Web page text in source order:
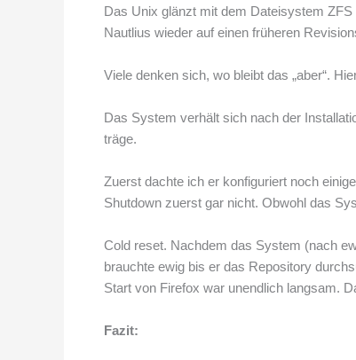
Das Unix glänzt mit dem Dateisystem
Nautlius wieder auf einen früheren
Viele denken sich, wo bleibt das „aber“.
Das System verhält sich nach der
träge.
Zuerst dachte ich er konfiguriert noch
Shutdown zuerst gar nicht. Obwohl das
Cold reset. Nachdem das System (nach
brauchte ewig bis er das Repository
Start von Firefox war unendlich langsam.
Fazit: